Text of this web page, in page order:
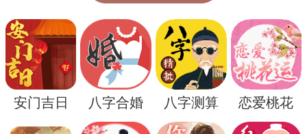
希望和期待，是一种积极的心灵暗示。
安门吉日 八字合婚 八字测算 恋爱桃花